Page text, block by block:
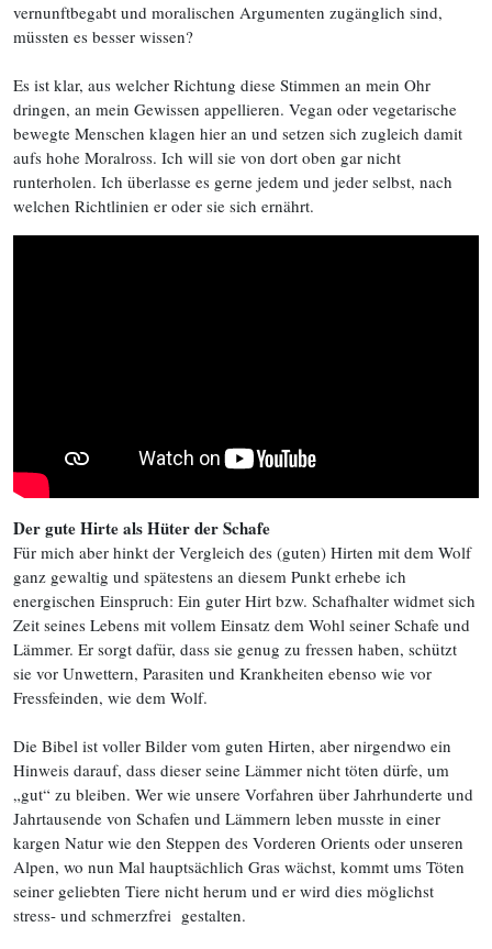
vernunftbegabt und moralischen Argumenten zugänglich sind,
müssten es besser wissen?
Es ist klar, aus welcher Richtung diese Stimmen an mein Ohr
dringen, an mein Gewissen appellieren. Vegan oder vegetarische
bewegte Menschen klagen hier an und setzen sich zugleich damit
aufs hohe Moralross. Ich will sie von dort oben gar nicht
runterholen. Ich überlasse es gerne jedem und jeder selbst, nach
welchen Richtlinien er oder sie sich ernährt.
Der gute Hirte als Hüter der Schafe
Für mich aber hinkt der Vergleich des (guten) Hirten mit dem Wolf
ganz gewaltig und spätestens an diesem Punkt erhebe ich
energischen Einspruch: Ein guter Hirt bzw. Schafhalter widmet sich
Zeit seines Lebens mit vollem Einsatz dem Wohl seiner Schafe und
Lämmer. Er sorgt dafür, dass sie genug zu fressen haben, schützt
sie vor Unwettern, Parasiten und Krankheiten ebenso wie vor
Fressfeinden, wie dem Wolf.
Die Bibel ist voller Bilder vom guten Hirten, aber nirgendwo ein
Hinweis darauf, dass dieser seine Lämmer nicht töten dürfe, um
„gut“ zu bleiben. Wer wie unsere Vorfahren über Jahrhunderte und
Jahrtausende von Schafen und Lämmern leben musste in einer
kargen Natur wie den Steppen des Vorderen Orients oder unseren
Alpen, wo nun Mal hauptsächlich Gras wächst, kommt ums Töten
seiner geliebten Tiere nicht herum und er wird dies möglichst
stress- und schmerzfrei gestalten.